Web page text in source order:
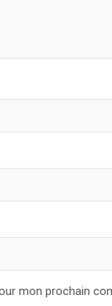
mon prochain